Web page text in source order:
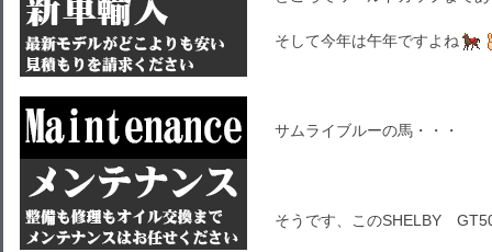
そして今年は午年ですよね
サムライブルーの馬・・・
そうです、このSHELBY